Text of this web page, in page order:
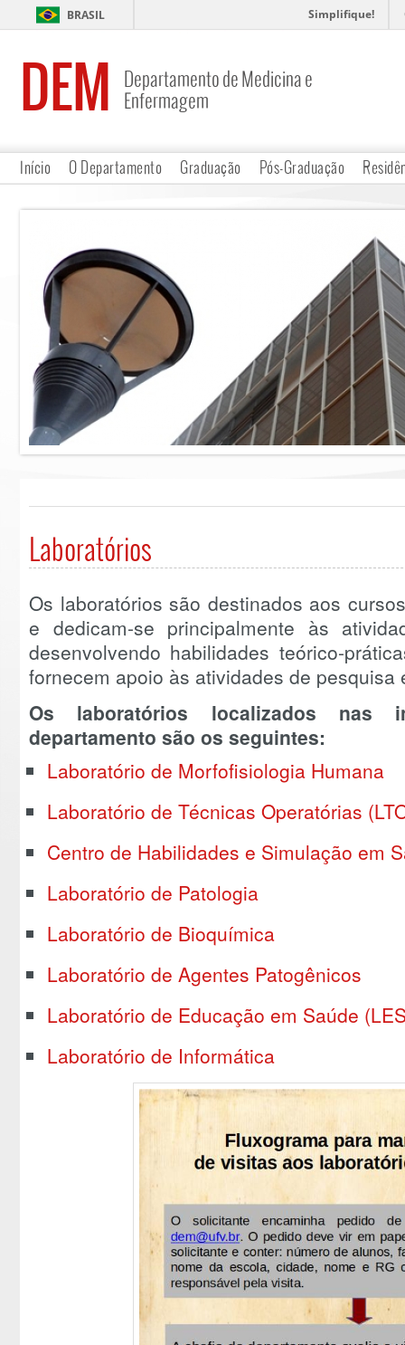
BRASIL Simplifique!
DEM
Departamento de Medicina e
Enfermagem
Início O Departamento Graduação Pós-Graduação
Laboratórios
Os laboratórios são destinados aos
e dedicam-se principalmente às
desenvolvendo habilidades teórico-
fornecem apoio às atividades de
Os laboratórios localizados nas
departamento são os seguintes:
Laboratório de Morfofisiologia Humana
Laboratório de Técnicas Operatórias
Centro de Habilidades e Simulação em
Laboratório de Patologia
Laboratório de Bioquímica
Laboratório de Agentes Patogênicos
Laboratório de Educação em Saúde
Laboratório de Informática